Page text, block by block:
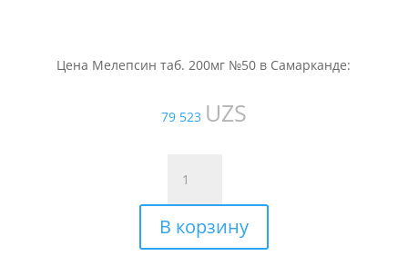
Цена Мелепсин таб. 200мг №50 в Самарканде:
79 523 UZS
товара
Мелепсин
таб.
200мг
В корзину